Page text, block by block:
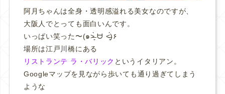
阿月ちゃんは全身・透明感溢れる美女なのですが、
大阪人でとっても面白いんです。
いっぱい笑った〜(๑˃̶͈̀ ᗨ ˂̶͈́)۶
場所は江戸川橋にある
リストランテ ラ・バリック というイタリアン。
Googleマップを見ながら歩いても通り過ぎてしまう
ような